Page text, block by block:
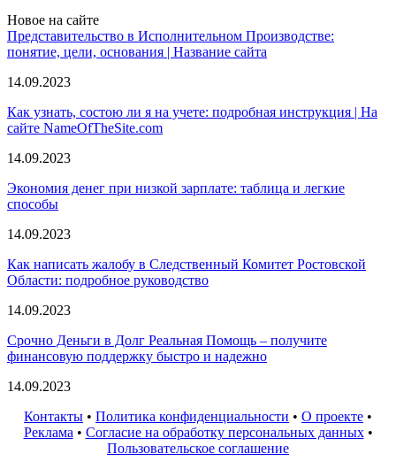
Новое на сайте
Представительство в Исполнительном Производстве:
понятие, цели, основания | Название сайта
14.09.2023
Как узнать, состою ли я на учете: подробная инструкция | На
сайте NameOfTheSite.com
14.09.2023
Экономия денег при низкой зарплате: таблица и легкие
способы
14.09.2023
Как написать жалобу в Следственный Комитет Ростовской
Области: подробное руководство
14.09.2023
Срочно Деньги в Долг Реальная Помощь – получите
финансовую поддержку быстро и надежно
14.09.2023
Контакты • Политика конфиденциальности • О проекте •
Реклама • Согласие на обработку персональных данных•
Пользовательское соглашение